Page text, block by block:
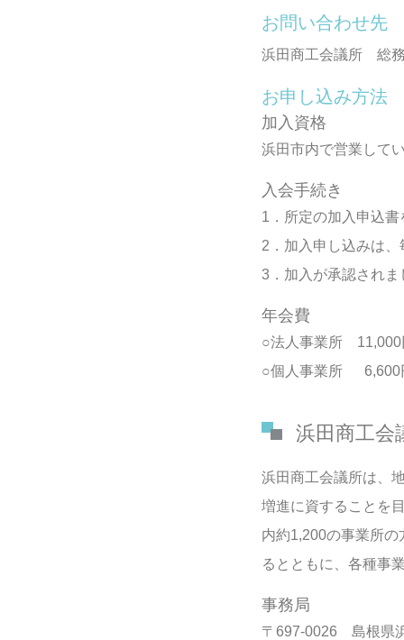
お問い合わせ先
浜田商工会議所 総
お申し込み方法
加入資格
浜田市内で営業して
入会手続き
1．所定の加入申込
2．加入申し込みは
3．加入が承認され
年会費
○法人事業所 11,000
○個人事業所 6,600
浜田商工会
浜田商工会議所は、
増進に資することを
内約1,200の事業所
るとともに、各種事
事務局
〒697-0026 島根県